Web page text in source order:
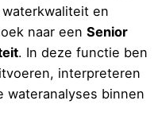
en
naar een Senior
. In deze functie ben
interpreteren
wateranalyses binnen